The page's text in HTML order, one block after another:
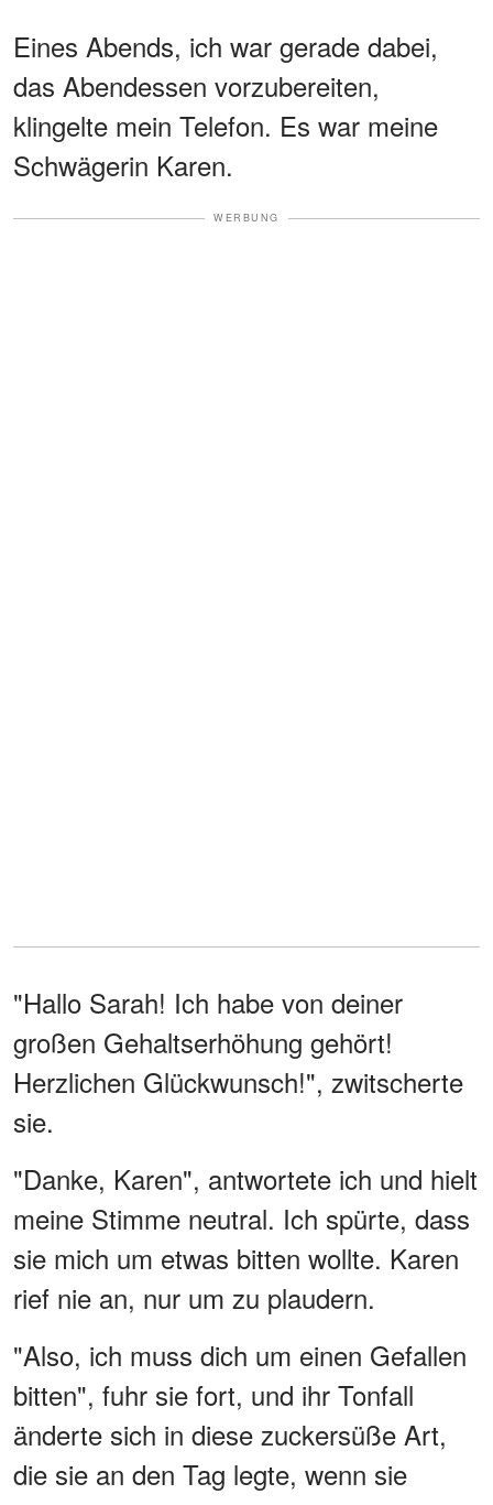
Eines Abends, ich war gerade dabei,
das Abendessen vorzubereiten,
klingelte mein Telefon. Es war meine
Schwägerin Karen.
WERBUNG
"Hallo Sarah! Ich habe von deiner
großen Gehaltserhöhung gehört!
Herzlichen Glückwunsch!", zwitscherte
sie.
"Danke, Karen", antwortete ich und hielt
meine Stimme neutral. Ich spürte, dass
sie mich um etwas bitten wollte. Karen
rief nie an, nur um zu plaudern.
"Also, ich muss dich um einen Gefallen
bitten", fuhr sie fort, und ihr Tonfall
änderte sich in diese zuckersüße Art,
die sie an den Tag legte, wenn sie